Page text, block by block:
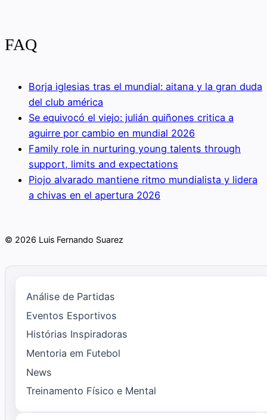
FAQ
Borja iglesias tras el mundial: aitana y la gran duda
del club américa
Se equivocó el viejo: julián quiñones critica a
aguirre por cambio en mundial 2026
Family role in nurturing young talents through
support, limits and expectations
Piojo alvarado mantiene ritmo mundialista y lidera
a chivas en el apertura 2026
© 2026 Luis Fernando Suarez
Análise de Partidas
Eventos Esportivos
Histórias Inspiradoras
Mentoria em Futebol
News
Treinamento Físico e Mental